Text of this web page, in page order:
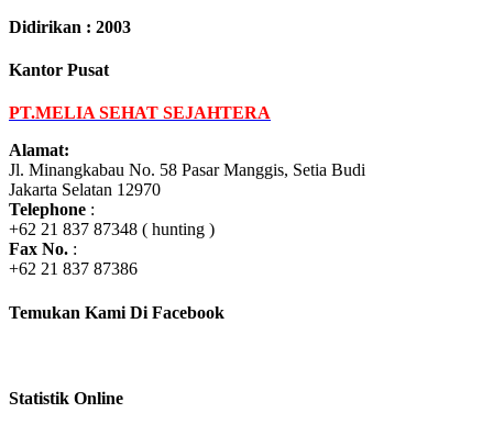
Didirikan : 2003
Kantor Pusat
PT.MELIA SEHAT SEJAHTERA
Alamat:
Jl. Minangkabau No. 58 Pasar Manggis, Setia Budi
Jakarta Selatan 12970
Telephone :
+62 21 837 87348 ( hunting )
Fax No. :
+62 21 837 87386
Temukan Kami Di Facebook
Statistik Online